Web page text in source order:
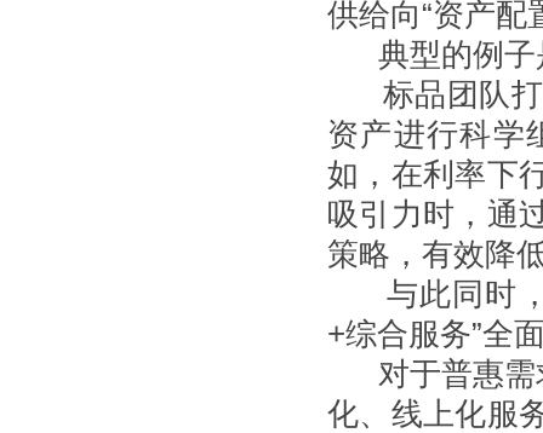
供给向“资产配
典型的例子
标品团队打
资产进行科学
如，在利率下
吸引力时，通
策略，有效降
与此同时，
+综合服务”全
对于普惠需
化、线上化服